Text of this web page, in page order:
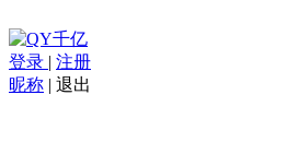
登录 | 注册
昵称 | 退出